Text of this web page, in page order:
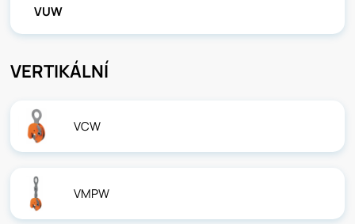
VUW
VERTIKÁLNÍ
VCW
VMPW